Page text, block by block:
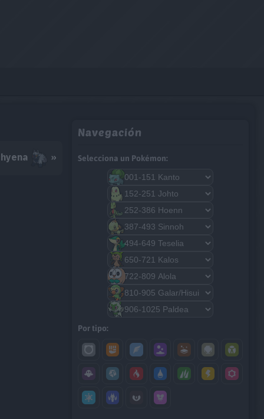
»
Navegación
Selecciona un Pokémon:
Por tipo: